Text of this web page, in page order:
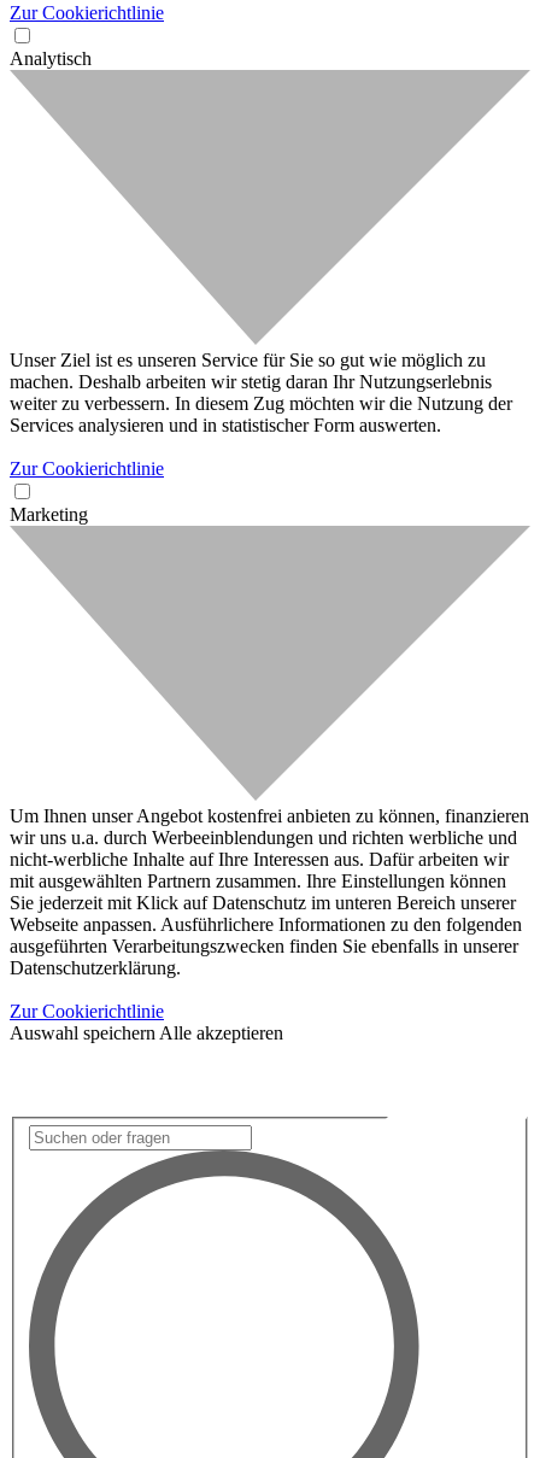
Zur Cookierichtlinie
Analytisch
Unser Ziel ist es unseren Service für Sie so gut wie möglich zu
machen. Deshalb arbeiten wir stetig daran Ihr Nutzungserlebnis
weiter zu verbessern. In diesem Zug möchten wir die Nutzung der
Services analysieren und in statistischer Form auswerten.
Zur Cookierichtlinie
Marketing
Um Ihnen unser Angebot kostenfrei anbieten zu können, finanzieren
wir uns u.a. durch Werbeeinblendungen und richten werbliche und
nicht-werbliche Inhalte auf Ihre Interessen aus. Dafür arbeiten wir
mit ausgewählten Partnern zusammen. Ihre Einstellungen können
Sie jederzeit mit Klick auf Datenschutz im unteren Bereich unserer
Webseite anpassen. Ausführlichere Informationen zu den folgenden
ausgeführten Verarbeitungszwecken finden Sie ebenfalls in unserer
Datenschutzerklärung.
Zur Cookierichtlinie
Auswahl speichern Alle akzeptieren